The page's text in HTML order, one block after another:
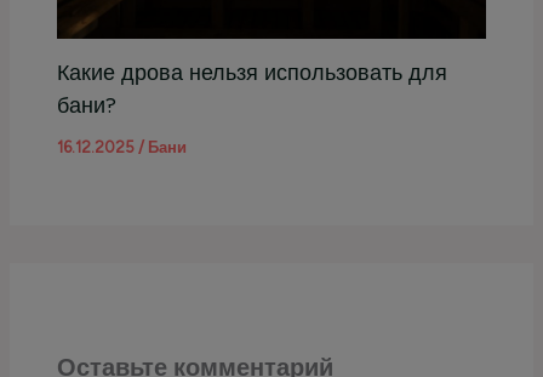
Какие дрова нельзя использовать для
бани?
16.12.2025/ Бани
Оставьте комментарий